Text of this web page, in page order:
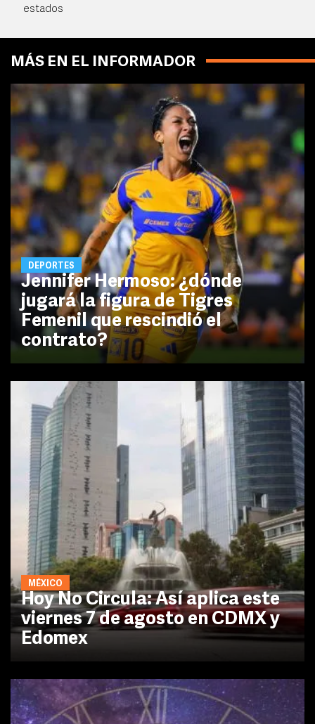
estados
MÁS EN EL INFORMADOR
DEPORTES
Jennifer Hermoso: ¿dónde
jugará la figura de Tigres
Femenil que rescindió el
contrato?
MÉXICO
Hoy No Circula: Así aplica este
viernes 7 de agosto en CDMX y
Edomex